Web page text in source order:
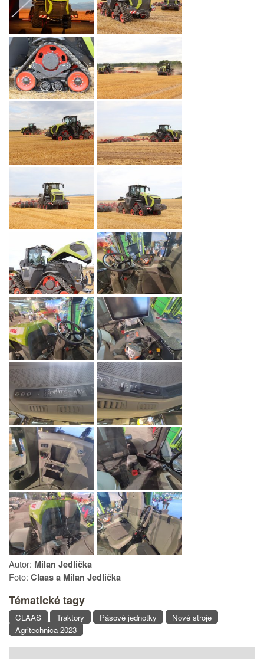
Autor: Milan Jedlička
Foto: Claas a Milan Jedlička
Tématické tagy
CLAAS Traktory Pásové jednotky
Nové stroje
Agritechnica 2023